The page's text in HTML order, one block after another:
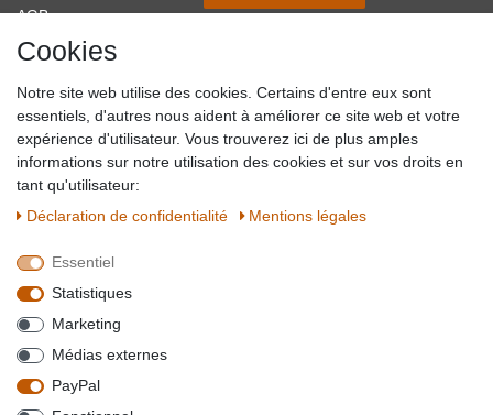
AGB
Impressum
Blog
SICHER EINKAUFEN
QUALITÄT
BESUCHEN SIE UNS AUF
WIR AKZEPTIEREN
Cookies
Notre site web utilise des cookies. Certains d'entre eux sont
essentiels, d'autres nous aident à améliorer ce site web et votre
expérience d'utilisateur. Vous trouverez ici de plus amples
informations sur notre utilisation des cookies et sur vos droits en
tant qu'utilisateur:
Déclaration de confidentialité
Mentions légales
Essentiel
Statistiques
Marketing
Médias externes
PayPal